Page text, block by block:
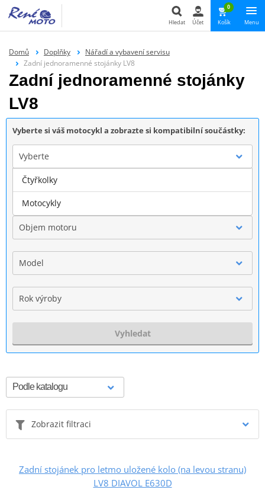
Hledat Účet
0
Košík Menu
Domů Doplňky
Nářadí a vybavení servisu
Zadní jednoramenné stojánky LV8
Zadní jednoramenné stojánky
LV8
Vyberte si váš motocykl a zobrazte si kompatibilní součástky:
Vyberte
Značka
Objem motoru
Model
Rok výroby
Vyhledat
Zobrazit filtraci
Zadní stojánek pro letmo uložené kolo (na levou stranu)
LV8 DIAVOL E630D
Čtyřkolky
Motocykly